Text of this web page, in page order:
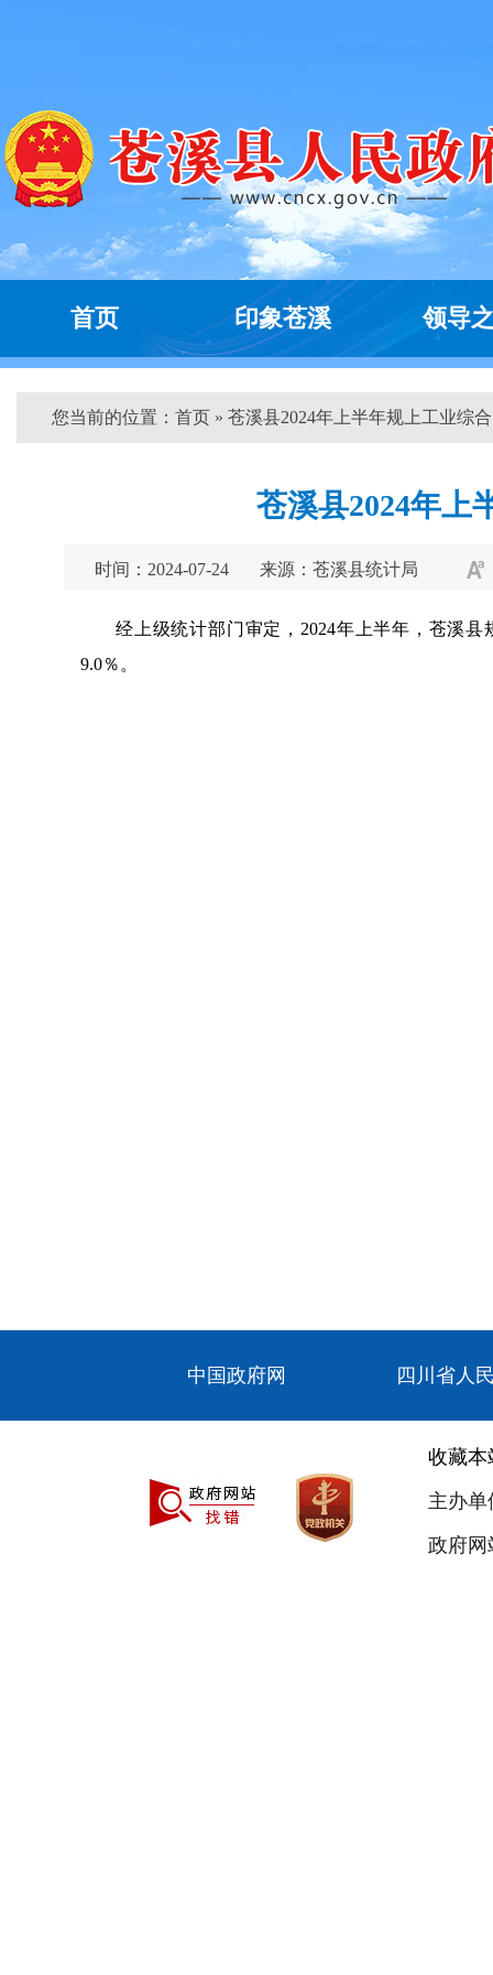
首页 印象苍溪 领导
您当前的位置： 首页 » 苍溪县2024年上半年规上工业综
苍溪县2024年上
时间：2024-07-24 来源：苍溪县统计局
经上级统计部门审定，2024年上半年，苍溪
9.0％。
中国政府网 四川省人
收藏本
主办
政府网